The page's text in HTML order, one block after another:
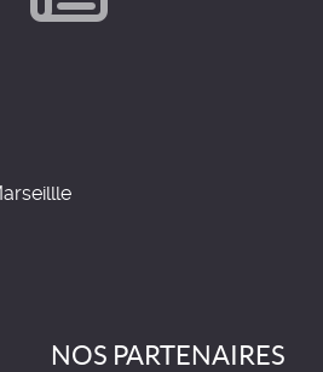
NOS PARTENAIRES